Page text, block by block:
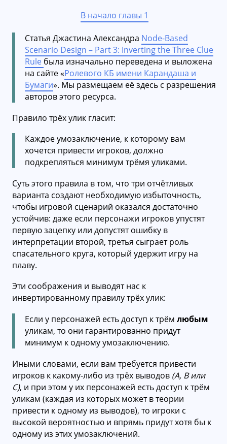
В начало главы 1
Статья Джастина Александра Node-Based
Scenario Design – Part 3: Inverting the Three Clue
Rule была изначально переведена и выложена
на сайте «Ролевого КБ имени Карандаша и
Бумаги». Мы размещаем её здесь с разрешения
авторов этого ресурса.
Правило трёх улик гласит:
Каждое умозаключение, к которому вам
хочется привести игроков, должно
подкрепляться минимум трёмя уликами.
Суть этого правила в том, что три отчётливых
варианта создают необходимую избыточность,
чтобы игровой сценарий оказался достаточно
устойчив: даже если персонажи игроков упустят
первую зацепку или допустят ошибку в
интерпретации второй, третья сыграет роль
спасательного круга, который удержит игру на
плаву.
Эти соображения и выводят нас к
инвертированному правилу трёх улик:
Если у персонажей есть доступ к трём любым
уликам, то они гарантированно придут
минимум к одному умозаключению.
Иными словами, если вам требуется привести
игроков к какому-либо из трёх выводов (A, B или
С), и при этом у их персонажей есть доступ к трём
уликам (каждая из которых может в теории
привести к одному из выводов), то игроки с
высокой вероятностью и впрямь придут хотя бы к
одному из этих умозаключений.